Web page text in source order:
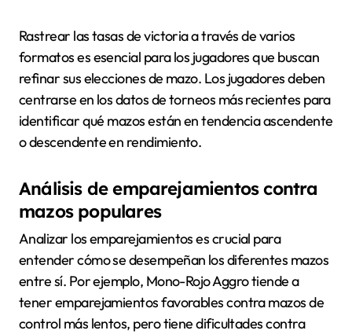
Rastrear las tasas de victoria a través de varios
formatos es esencial para los jugadores que buscan
refinar sus elecciones de mazo. Los jugadores deben
centrarse en los datos de torneos más recientes para
identificar qué mazos están en tendencia ascendente
o descendente en rendimiento.
Análisis de emparejamientos contra
mazos populares
Analizar los emparejamientos es crucial para
entender cómo se desempeñan los diferentes mazos
entre sí. Por ejemplo, Mono-Rojo Aggro tiende a
tener emparejamientos favorables contra mazos de
control más lentos, pero tiene dificultades contra